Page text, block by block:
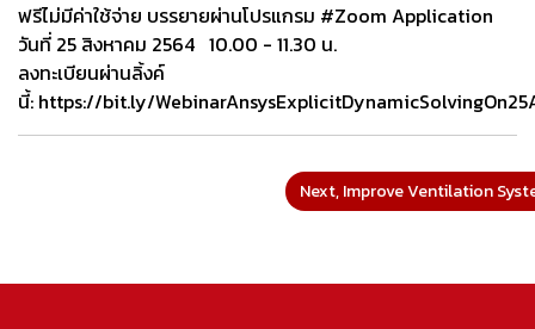
ฟรีไม่มีค่าใช้จ่าย บรรยายผ่านโปรแกรม #Zoom Application
วันที่ 25 สิงหาคม 2564 10.00 - 11.30 น.
ลงทะเบียนผ่านลิ้งค์
นี้: https://bit.ly/
Next, Improve Ventilation